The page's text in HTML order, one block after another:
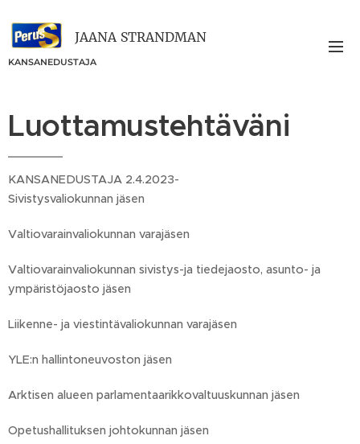
JAANA STRANDMAN
KANSANEDUSTAJA
Luottamustehtäväni
KANSANEDUSTAJA 2.4.2023-
Sivistysvaliokunnan jäsen
Valtiovarainvaliokunnan varajäsen
Valtiovarainvaliokunnan sivistys-ja tiedejaosto, asunto- ja
ympäristöjaosto jäsen
Liikenne- ja viestintävaliokunnan varajäsen
YLE:n hallintoneuvoston jäsen
Arktisen alueen parlamentaarikkovaltuuskunnan jäsen
Opetushallituksen johtokunnan jäsen